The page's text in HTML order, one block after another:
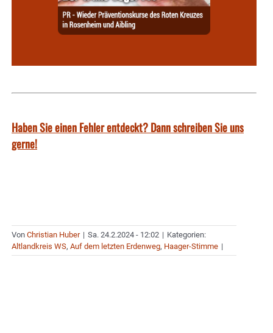
Haben Sie einen Fehler entdeckt? Dann schreiben Sie uns
gerne!
Von Christian Huber | Sa. 24.2.2024 - 12:02 | Kategorien:
Altlandkreis WS, Auf dem letzten Erdenweg, Haager-Stimme |